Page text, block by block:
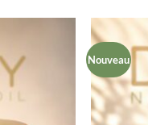
plus
ancien
Nouveau